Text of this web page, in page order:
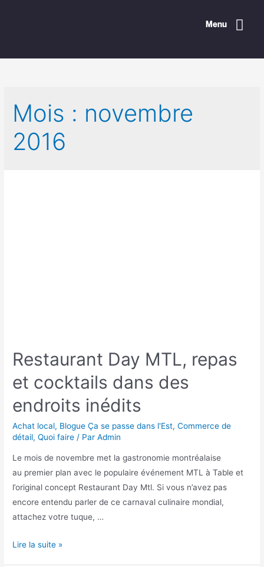
Menu
Mois : novembre
2016
Restaurant Day MTL, repas
et cocktails dans des
endroits inédits
Achat local, Blogue Ça se passe dans l'Est,Commerce de
détail,Quoi faire / ParAdmin
Le mois de novembre met la gastronomie montréalaise
au premier plan avec le populaire événement MTL à Table et
l’original concept Restaurant Day Mtl. Si vous n’avez pas
encore entendu parler de ce carnaval culinaire mondial,
attachez votre tuque, …
Lire la suite »